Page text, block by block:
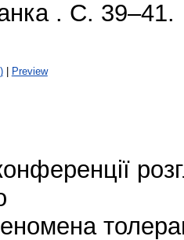
. С. 39–41.
| Preview